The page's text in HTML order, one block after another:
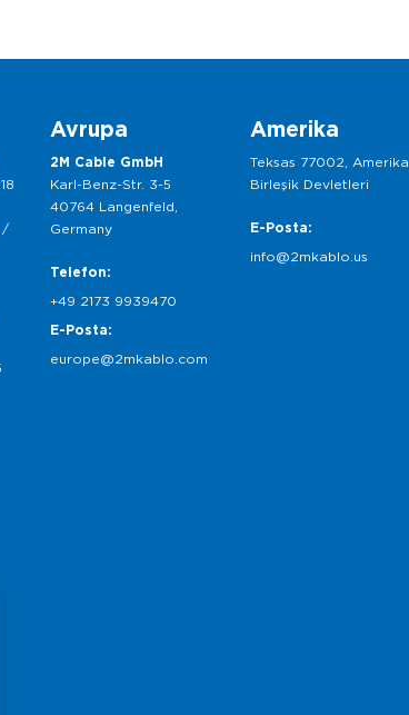
/
Avrupa
2M Cable GmbH
Karl-Benz-Str. 3-5
40764 Langenfeld,
Germany
Telefon:
+49 2173 9939470
E-Posta:
europe@2mkablo.com
Amerika
Teksas 77002, Amerika
Birleşik Devletleri
E-Posta:
info@2mkablo.us